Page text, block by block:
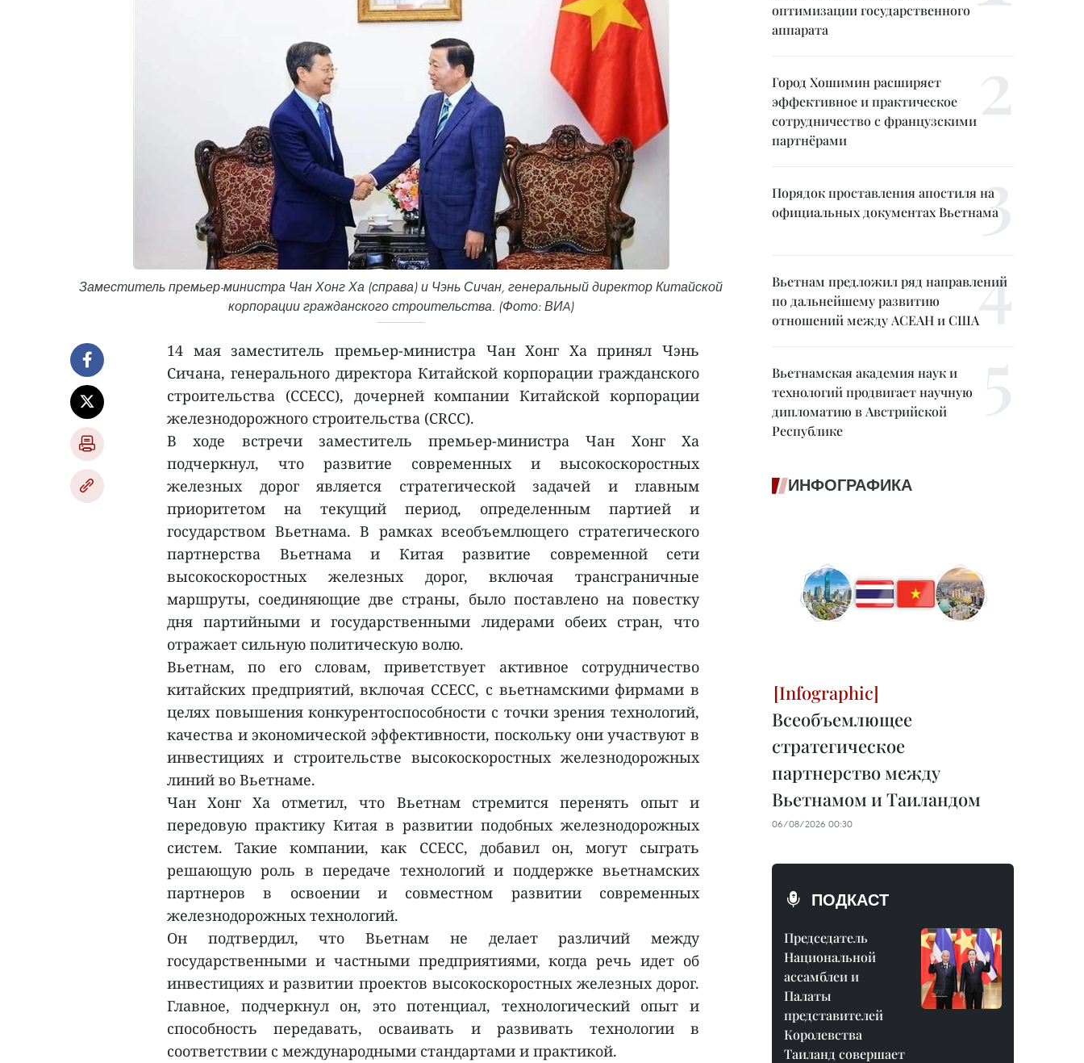
Заместитель премьер-министра Чан Хонг Ха (справа) и Чэнь Сичан, генеральный директор Китайской
корпорации гражданского строительства. (Фото: ВИA)
14 мая заместитель премьер-министра Чан Хонг Ха принял Чэнь
Сичана, генерального директора Китайской корпорации гражданского
строительства (CCECC), дочерней компании Китайской корпорации
железнодорожного строительства (CRCC).
В ходе встречи заместитель премьер-министра Чан Хонг Ха
подчеркнул, что развитие современных и высокоскоростных
железных дорог является стратегической задачей и главным
приоритетом на текущий период, определенным партией и
государством Вьетнама. В рамках всеобъемлющего стратегического
партнерства Вьетнама и Китая развитие современной сети
высокоскоростных железных дорог, включая трансграничные
маршруты, соединяющие две страны, было поставлено на повестку
дня партийными и государственными лидерами обеих стран, что
отражает сильную политическую волю.
Вьетнам, по его словам, приветствует активное сотрудничество
китайских предприятий, включая CCECC, с вьетнамскими фирмами в
целях повышения конкурентоспособности с точки зрения технологий,
качества и экономической эффективности, поскольку они участвуют в
инвестициях и строительстве высокоскоростных железнодорожных
линий во Вьетнаме.
Чан Хонг Ха отметил, что Вьетнам стремится перенять опыт и
передовую практику Китая в развитии подобных железнодорожных
систем. Такие компании, как CCECC, добавил он, могут сыграть
решающую роль в передаче технологий и поддержке вьетнамских
партнеров в освоении и совместном развитии современных
железнодорожных технологий.
Он подтвердил, что Вьетнам не делает различий между
государственными и частными предприятиями, когда речь идет об
инвестициях и развитии проектов высокоскоростных железных дорог.
Главное, подчеркнул он, это потенциал, технологический опыт и
способность передавать, осваивать и развивать технологии в
соответствии с международными стандартами и практикой.
оптимизации государственного
аппарата
Город Хошимин расширяет
эффективное и практическое
сотрудничество с французскими
партнёрами
Порядок проставления апостиля на
официальных документах Вьетнама
Вьетнам предложил ряд направлений
по дальнейшему развитию
отношений между АСЕАН и США
Вьетнамская академия наук и
технологий продвигает научную
дипломатию в Австрийской
Республике
ИНФОГРАФИКА
Всеобъемлющее
стратегическое
партнерство между
Вьетнамом и Таиландом
06/08/2026 00:30
ПОДКАСТ
Председатель
Национальной
ассамблеи и
Палаты
представителей
Королевства
Таиланд совершает